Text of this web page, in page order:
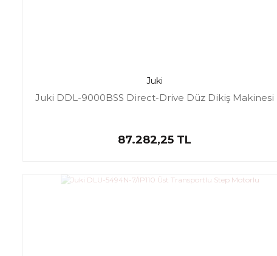
Juki
Juki DDL-9000BSS Direct-Drive Düz Dikiş Makinesi
87.282,25 TL